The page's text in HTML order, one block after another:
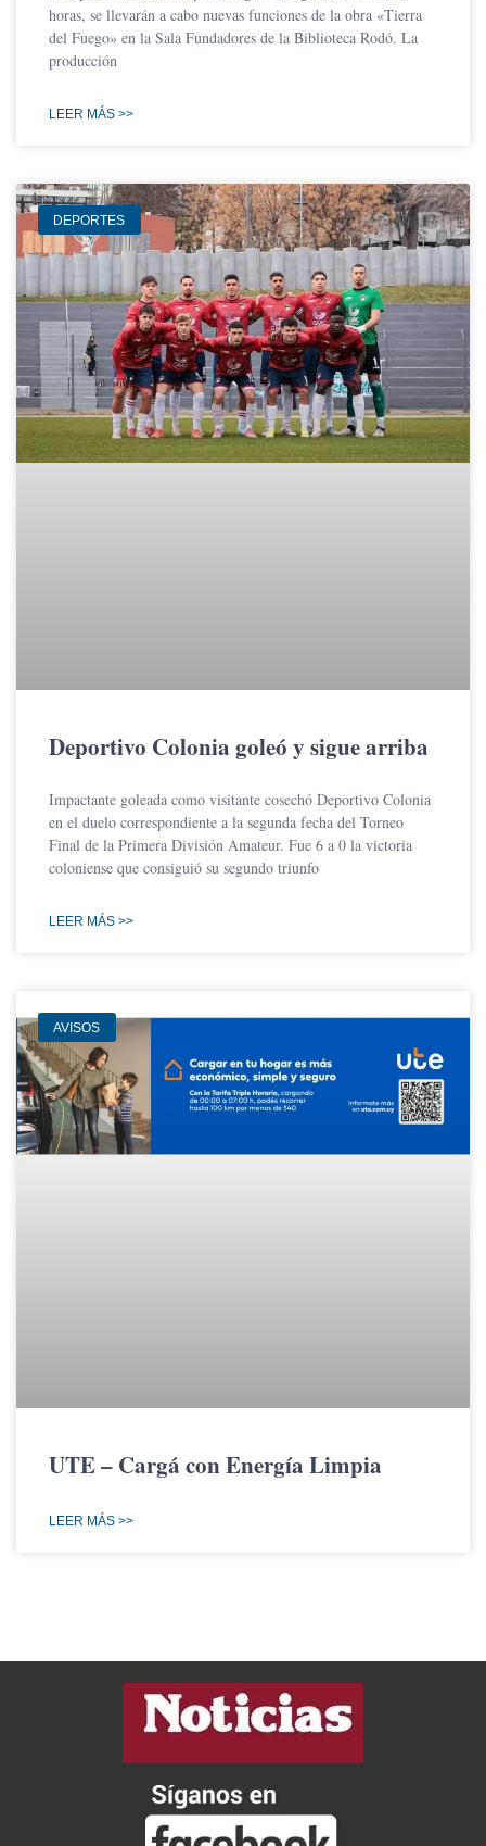
horas, se llevarán a cabo nuevas funciones de la obra «Tierra
del Fuego» en la Sala Fundadores de la Biblioteca Rodó. La
producción
LEER MÁS >>
DEPORTES
Deportivo Colonia goleó y sigue arriba
Impactante goleada como visitante cosechó Deportivo Colonia
en el duelo correspondiente a la segunda fecha del Torneo
Final de la Primera División Amateur. Fue 6 a 0 la victoria
coloniense que consiguió su segundo triunfo
LEER MÁS >>
AVISOS
UTE – Cargá con Energía Limpia
LEER MÁS >>